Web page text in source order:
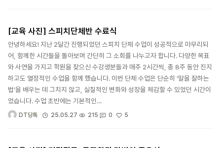
[교육 사진] 스피치단체반 수료식
안녕하세요! 지난 2달간 진행되었던 스피치 단체 수업이 성공적으로 마무리되
어, 함께한 시간들을 돌아보며 간단히 그 소회를 나누고자 합니다. 다양한 목표
와 사연을 가지고 학원을 찾으신 수강생분들과 매주 2시간씩, 총 8주 동안 진지
하고도 열정적인 수업을 함께 했습니다. 이번 단체 수업은 단순히 ‘말을 잘하는
법’을 배우는 데 그치지 않고, 실질적인 변화와 성장을 체감할 수 있었던 시간이
었습니다. 수업 초반에는 기본적인…
DT당톡 25.05.27 215 0 5